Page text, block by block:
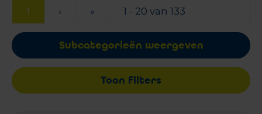
1 › » 1 - 20 van 133
Subcategorieën weergeven
Toon filters